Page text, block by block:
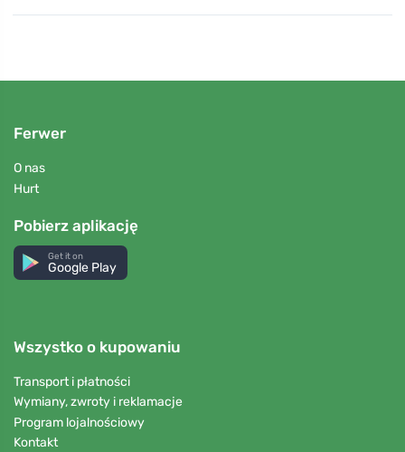
Ferwer
O nas
Hurt
Pobierz aplikację
Get it on
Google Play
Wszystko o kupowaniu
Transport i płatności
Wymiany, zwroty i reklamacje
Program lojalnościowy
Kontakt